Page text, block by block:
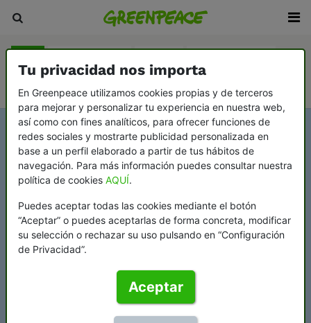
Tu privacidad nos importa
En Greenpeace utilizamos cookies propias y de terceros
para mejorar y personalizar tu experiencia en nuestra web,
así como con fines analíticos, para ofrecer funciones de
redes sociales y mostrarte publicidad personalizada en
base a un perfil elaborado a partir de tus hábitos de
navegación. Para más información puedes consultar nuestra
política de cookies AQUÍ.
Puedes aceptar todas las cookies mediante el botón
“Aceptar” o puedes aceptarlas de forma concreta, modificar
su selección o rechazar su uso pulsando en “Configuración
de Privacidad”.
Aceptar